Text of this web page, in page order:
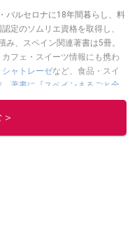
バルセロナに18年間暮らし、料
定のソムリエ資格を取得し、
、スペイン関連著書は5冊。
フェ・スイーツ情報にも携わ
シャトレーゼなど、食品・スイ
著書に『スペインまるごと全
か。■経歴：ワイナリーツアー
ネートやガイド、スペインの